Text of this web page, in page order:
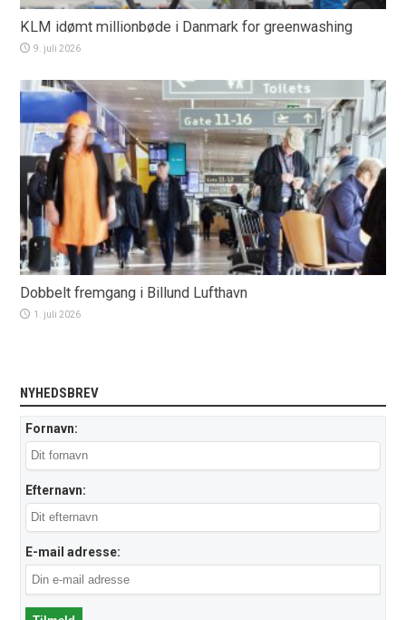
KLM idømt millionbøde i Danmark for greenwashing
9. juli 2026
Dobbelt fremgang i Billund Lufthavn
1. juli 2026
NYHEDSBREV
Fornavn:
Efternavn:
E-mail adresse: